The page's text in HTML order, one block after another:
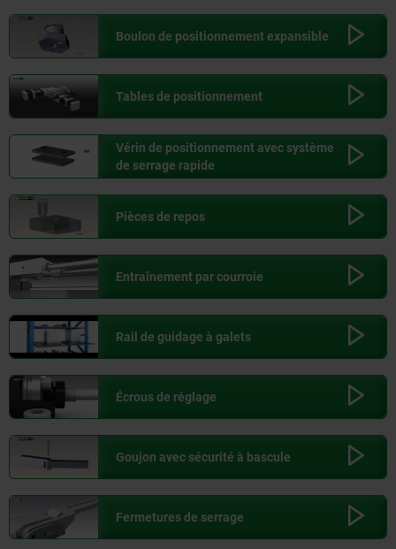
Boulon de positionnement expansible
Tables de positionnement
Vérin de positionnement avec système
de serrage rapide
Pièces de repos
Entraînement par courroie
Rail de guidage à galets
Écrous de réglage
Goujon avec sécurité à bascule
Fermetures de serrage